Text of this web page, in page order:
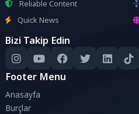
Reliable Content
Quick News
Bizi Takip Edin
Footer Menu
Anasayfa
Burçlar